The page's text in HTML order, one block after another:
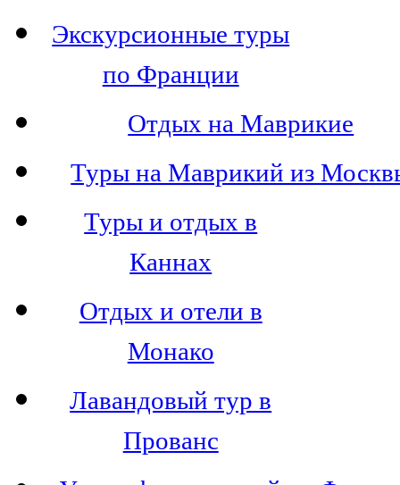
Экскурсионные туры
по Франции
Отдых на Маврикие
Туры на Маврикий из
Туры и отдых в
Каннах
Отдых и отели в
Монако
Лавандовый тур в
Прованс